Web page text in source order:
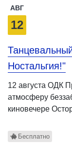
АВГ
12
Ностальгия!"
12 августа ОДК
атмосферу
киновечере
Бесплатно